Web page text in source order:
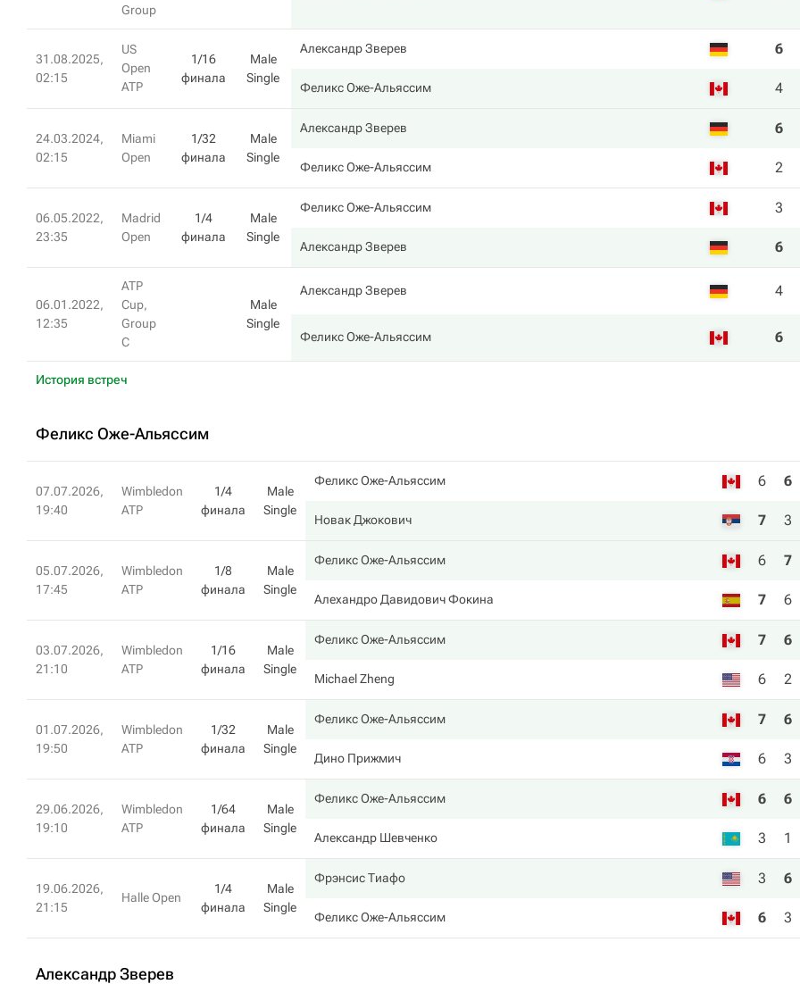
Group
31.08.2025,
02:15
US
Open
ATP
1/16
финала
Male
Single
Александр Зверев 6
Феликс Оже-Альяссим 4
24.03.2024,
02:15
Miami
Open
1/32
финала
Male
Single
Александр Зверев 6
Феликс Оже-Альяссим 2
06.05.2022,
23:35
Madrid
Open
1/4
финала
Male
Single
Феликс Оже-Альяссим 3
Александр Зверев 6
06.01.2022,
12:35
ATP
Cup,
Group
C
Male
Single
Александр Зверев 4
Феликс Оже-Альяссим 6
История встреч
Феликс Оже-Альяссим
07.07.2026,
19:40
Wimbledon
ATP
1/4
финала
Male
Single
Феликс Оже-Альяссим 6 6
Новак Джокович 7 3
05.07.2026,
17:45
Wimbledon
ATP
1/8
финала
Male
Single
Феликс Оже-Альяссим 6 7
Алехандро Давидович Фокина 7 6
03.07.2026,
21:10
Wimbledon
ATP
1/16
финала
Male
Single
Феликс Оже-Альяссим 7 6
Michael Zheng 6 2
01.07.2026,
19:50
Wimbledon
ATP
1/32
финала
Male
Single
Феликс Оже-Альяссим 7 6
Дино Прижмич 6 3
29.06.2026,
19:10
Wimbledon
ATP
1/64
финала
Male
Single
Феликс Оже-Альяссим 6 6
Александр Шевченко 3 1
19.06.2026,
21:15
Halle Open
1/4
финала
Male
Single
Фрэнсис Тиафо 3 6
Феликс Оже-Альяссим 6 3
Александр Зверев